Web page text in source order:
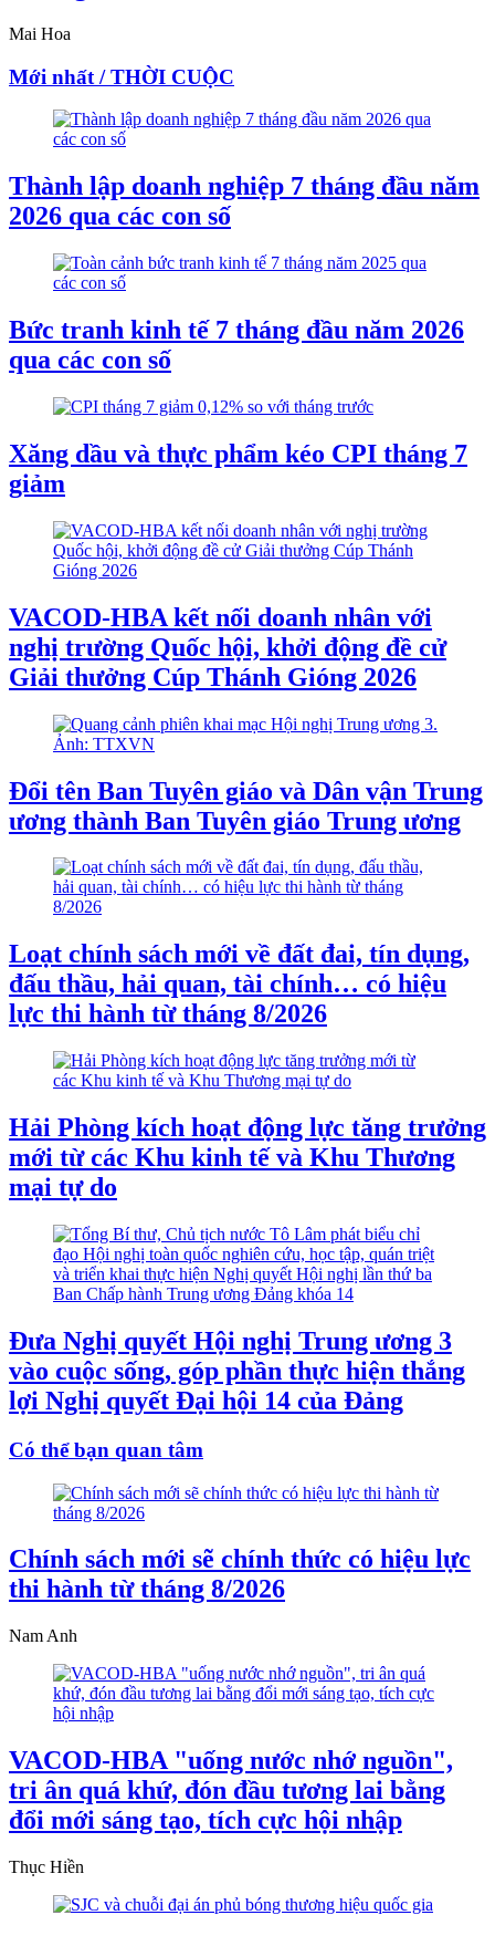
Mai Hoa
Mới nhất / THỜI CUỘC
Thành lập doanh nghiệp 7 tháng đầu năm
2026 qua các con số
Bức tranh kinh tế 7 tháng đầu năm 2026
qua các con số
Xăng dầu và thực phẩm kéo CPI tháng 7
giảm
VACOD-HBA kết nối doanh nhân với
nghị trường Quốc hội, khởi động đề cử
Giải thưởng Cúp Thánh Gióng 2026
Đổi tên Ban Tuyên giáo và Dân vận Trung
ương thành Ban Tuyên giáo Trung ương
Loạt chính sách mới về đất đai, tín dụng,
đấu thầu, hải quan, tài chính… có hiệu
lực thi hành từ tháng 8/2026
Hải Phòng kích hoạt động lực tăng trưởng
mới từ các Khu kinh tế và Khu Thương
mại tự do
Đưa Nghị quyết Hội nghị Trung ương 3
vào cuộc sống, góp phần thực hiện thắng
lợi Nghị quyết Đại hội 14 của Đảng
Có thể bạn quan tâm
Chính sách mới sẽ chính thức có hiệu lực
thi hành từ tháng 8/2026
Nam Anh
VACOD-HBA "uống nước nhớ nguồn",
tri ân quá khứ, đón đầu tương lai bằng
đổi mới sáng tạo, tích cực hội nhập
Thục Hiền